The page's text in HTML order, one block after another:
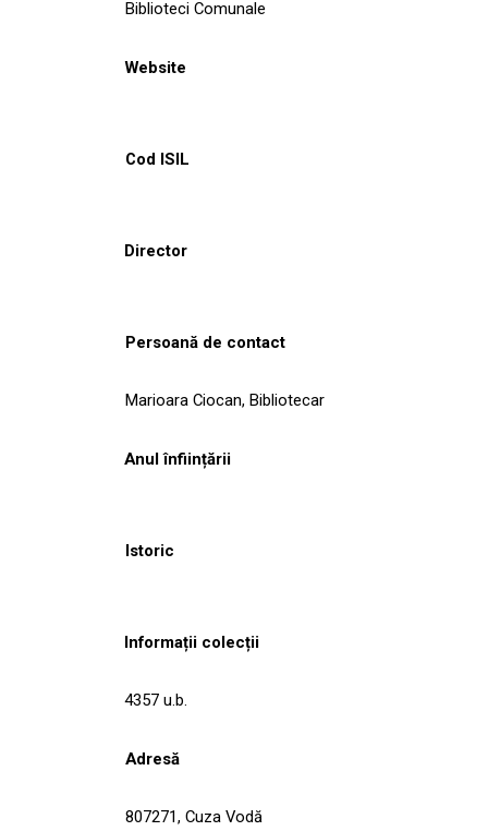
Biblioteci Comunale
Website
Cod ISIL
Director
Persoană de contact
Marioara Ciocan, Bibliotecar
Anul înființării
Istoric
Informații colecții
4357 u.b.
Adresă
807271, Cuza Vodă